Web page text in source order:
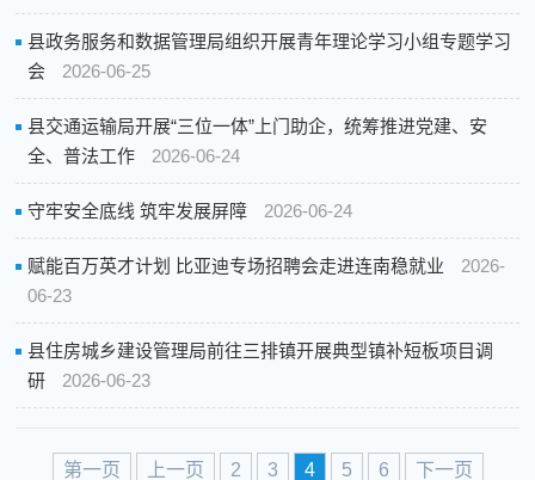
县政务服务和数据管理局组织开展青年理论学习小组专题学习
会
2026-06-25
县交通运输局开展“三位一体”上门助企，统筹推进党建、安
全、普法工作
2026-06-24
守牢安全底线 筑牢发展屏障 2026-06-24
赋能百万英才计划 比亚迪专场招聘会走进连南稳就业
2026-
06-23
县住房城乡建设管理局前往三排镇开展典型镇补短板项目调
研
2026-06-23
第一页 上一页 2 3 4 5 6 下一页